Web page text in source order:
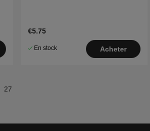
€5.75
En stock Acheter
27